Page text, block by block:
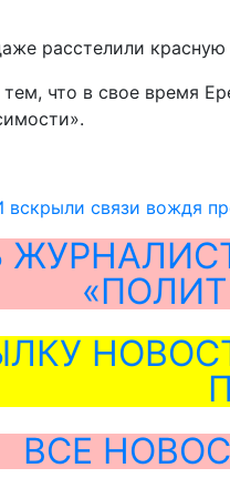
расстелили
что в свое время
связи вождя
ВСЕ